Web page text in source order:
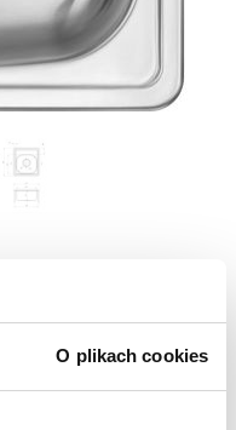
O plikach cookies
cm ZHM0100